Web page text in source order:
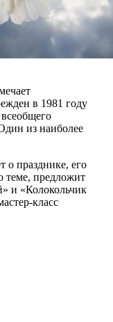
в 1981 году
из наиболее
о празднике, его
теме, предложит
и «Колокольчик
класс